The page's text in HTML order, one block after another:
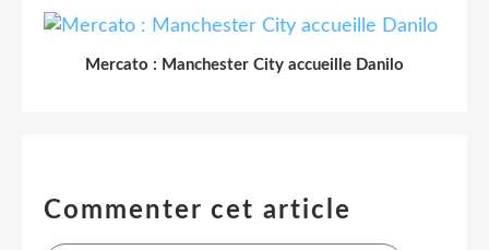
Mercato : Manchester City accueille Danilo
Commenter cet article